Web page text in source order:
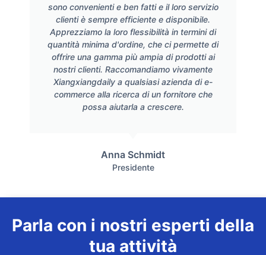
sono convenienti e ben fatti e il loro servizio
clienti è sempre efficiente e disponibile.
Apprezziamo la loro flessibilità in termini di
quantità minima d'ordine, che ci permette di
offrire una gamma più ampia di prodotti ai
nostri clienti. Raccomandiamo vivamente
Xiangxiangdaily a qualsiasi azienda di e-
commerce alla ricerca di un fornitore che
possa aiutarla a crescere.
Anna Schmidt
Presidente
Parla con i nostri esperti della
tua attività